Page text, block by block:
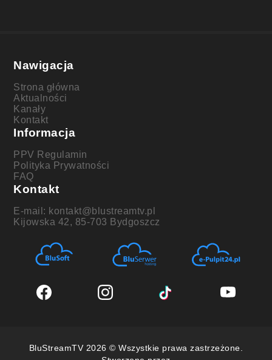
Nawigacja
Strona główna
Aktualności
Kanały
Kontakt
Informacja
PPV Regulamin
Polityka Prywatności
FAQ
Kontakt
E-mail: kontakt@blustreamtv.pl
Kijowska 42, 85-703 Bydgoszcz
BluStreamTV 2026 © Wszystkie prawa zastrzeżone.